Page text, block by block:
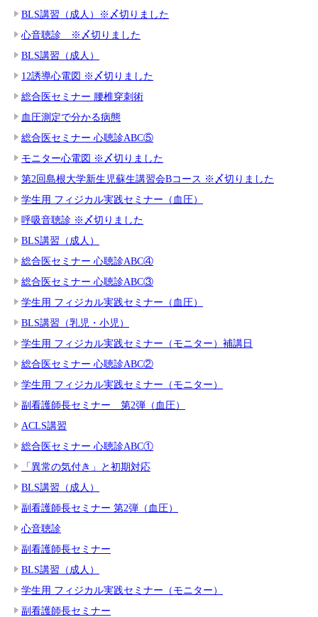
BLS講習（成人）※〆切りました
心音聴診 ※〆切りました
BLS講習（成人）
12誘導心電図 ※〆切りました
総合医セミナー 腰椎穿刺術
血圧測定で分かる病態
総合医セミナー 心聴診ABC⑤
モニター心電図 ※〆切りました
第2回島根大学新生児蘇生講習会Bコース ※〆切りました
学生用 フィジカル実践セミナー（血圧）
呼吸音聴診 ※〆切りました
BLS講習（成人）
総合医セミナー 心聴診ABC④
総合医セミナー 心聴診ABC③
学生用 フィジカル実践セミナー（血圧）
BLS講習（乳児・小児）
学生用 フィジカル実践セミナー（モニター）補講日
総合医セミナー 心聴診ABC②
学生用 フィジカル実践セミナー（モニター）
副看護師長セミナー 第2弾（血圧）
ACLS講習
総合医セミナー 心聴診ABC①
「異常の気付き」と初期対応
BLS講習（成人）
副看護師長セミナー 第2弾（血圧）
心音聴診
副看護師長セミナー
BLS講習（成人）
学生用 フィジカル実践セミナー（モニター）
副看護師長セミナー